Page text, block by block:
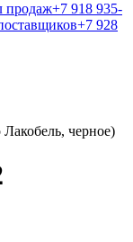
продаж+7 918 935-
+7 928
черное)